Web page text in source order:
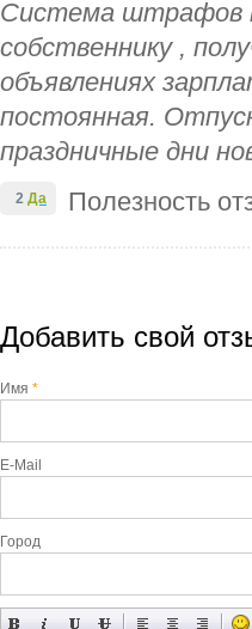
Система штрафов
собственнику ,
объявлениях
постоянная.
праздничные дни
Полезность
2 Да
Добавить свой
Имя *
E-Mail
Город